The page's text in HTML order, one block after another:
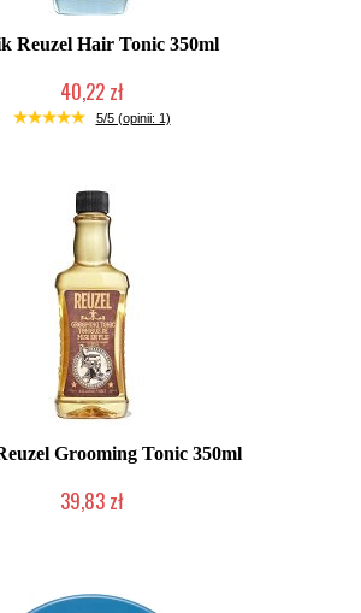
Reuzel Hair Tonic 350ml
40,22 zł
Duża ilość (wysyłka w 24h)
5/5 (opinii: 1)
Grooming Tonic 350ml
39,83 zł